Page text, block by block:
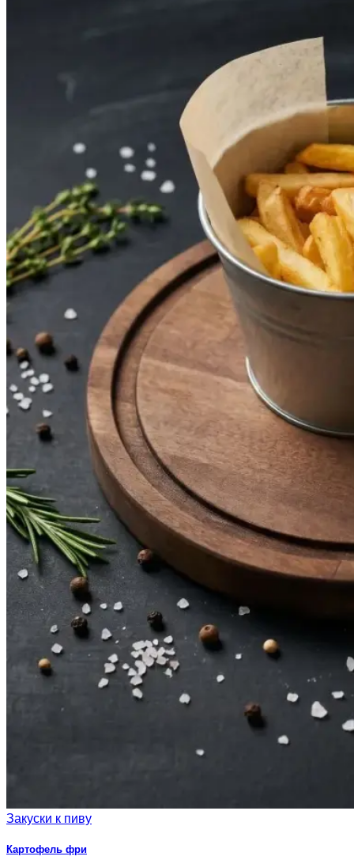
Закуски к пиву
Картофель фри